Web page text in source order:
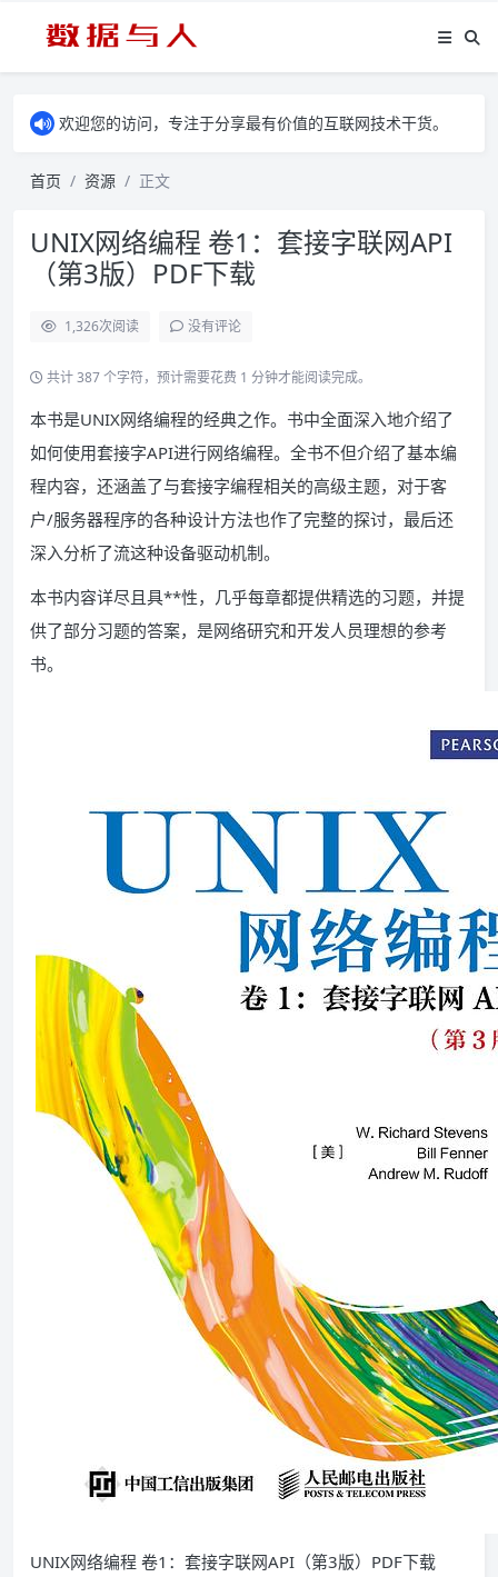
欢迎您的访问，专注于分享最有价值的互联网技术干货。
首页 资源 正文
UNIX网络编程 卷1：套接字联网API
（第3版）PDF下载
1,326次阅读 没有评论
共计 387 个字符，预计需要花费 1 分钟才能阅读完成。
本书是UNIX网络编程的经典之作。书中全面深入地介绍了
如何使用套接字API进行网络编程。全书不但介绍了基本编
程内容，还涵盖了与套接字编程相关的高级主题，对于客
户/服务器程序的各种设计方法也作了完整的探讨，最后还
深入分析了流这种设备驱动机制。
本书内容详尽且具**性，几乎每章都提供精选的习题，并提
供了部分习题的答案，是网络研究和开发人员理想的参考
书。
UNIX网络编程 卷1：套接字联网API（第3版）PDF下载